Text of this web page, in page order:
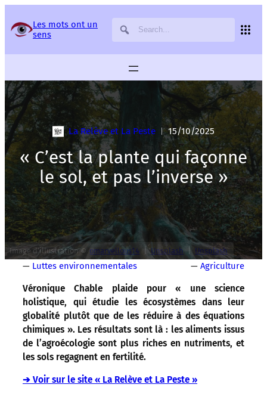
Les mots ont un
sens
La Relève et La Peste | 15/10/2025
« C’est la plante qui façonne
le sol, et pas l’inverse »
Image d’illustration © omarvellous14 | Unsplash| Unsplash
— Luttes environnementales — Agriculture
Véronique Chable plaide pour « une science
holistique, qui étudie les écosystèmes dans leur
globalité plutôt que de les réduire à des équations
chimiques ». Les résultats sont là : les aliments issus
de l’agroécologie sont plus riches en nutriments, et
les sols regagnent en fertilité.
➔ Voir sur le site « La Relève et La Peste »
Panneau de gestion des services